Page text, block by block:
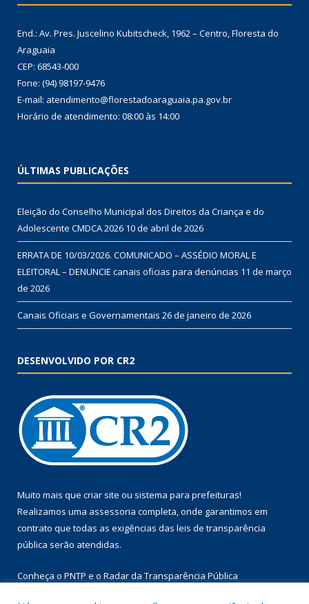
End.: Av. Pres. Juscelino Kubitscheck, 1962 – Centro, Floresta do
Araguaia
CEP: 68543-000
Fone: (94) 98197-9476
E-mail: atendimento@florestadoaraguaia.pa.gov.br
Horário de atendimento: 08:00 às 14:00
ÚLTIMAS PUBLICAÇÕES
Eleição do Conselho Municipal dos Direitos da Criança e do
Adolescente CMDCA 2026 10 de abril de 2026
ERRATA DE 10/03/2026. COMUNICADO – ASSÉDIO MORAL E
ELEITORAL – DENUNCIE canais oficias para denúncias 11 de março
de 2026
Canais Oficiais e Governamentais 26 de janeiro de 2026
DESENVOLVIDO POR CR2
Muito mais que criar site ou sistema para prefeituras!
Realizamos uma assessoria completa, onde garantimos em
contrato que todas as exigências das leis de transparência
pública serão atendidas.
Conheça o PNTP e o Radar da Transparência Pública